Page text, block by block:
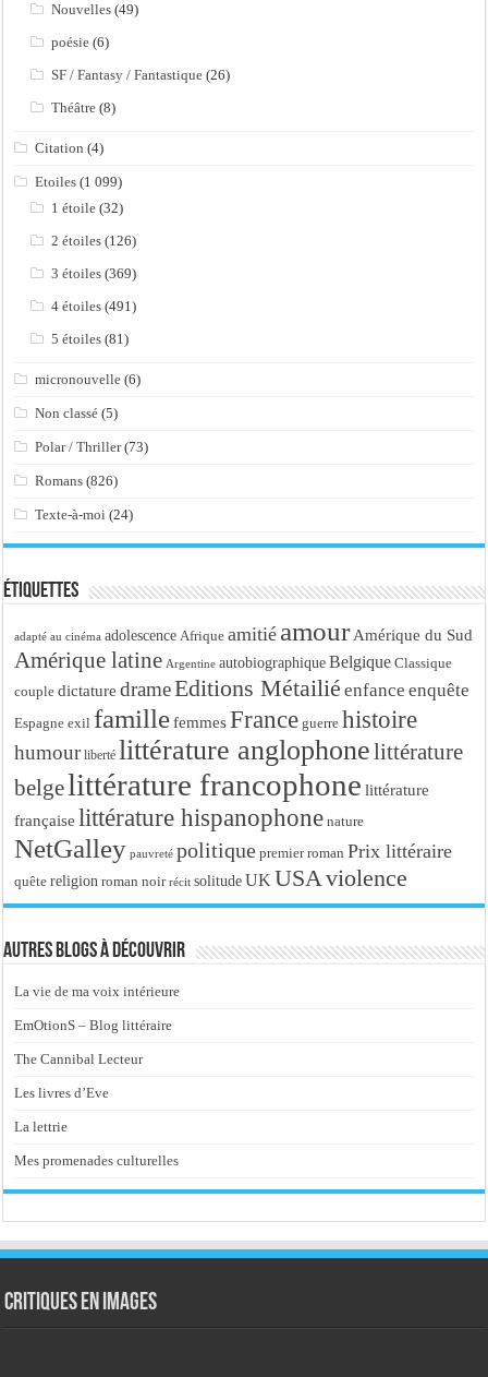
Nouvelles (49)
poésie (6)
SF / Fantasy / Fantastique (26)
Théâtre (8)
Citation (4)
Etoiles (1 099)
1 étoile (32)
2 étoiles (126)
3 étoiles (369)
4 étoiles (491)
5 étoiles (81)
micronouvelle (6)
Non classé (5)
Polar / Thriller(73)
Romans (826)
Texte-à-moi (24)
Étiquettes
adapté au cinéma adolescence Afrique amitié amour Amérique du Sud
Amérique latine Argentine autobiographique Belgique Classique
couple dictature drameEditions Métailié enfance enquête
Espagne exil famille femmes France guerre histoire
humour liberté littérature anglophonelittérature
belgelittérature francophone littérature
française littérature hispanophone nature
NetGalley pauvreté politique premier roman Prix littéraire
quête religion roman noir récit solitude UK USAviolence
Autres blogs à découvrir
La vie de ma voix intérieure
EmOtionS – Blog littéraire
The Cannibal Lecteur
Les livres d’Eve
La lettrie
Mes promenades culturelles
Critiques en images